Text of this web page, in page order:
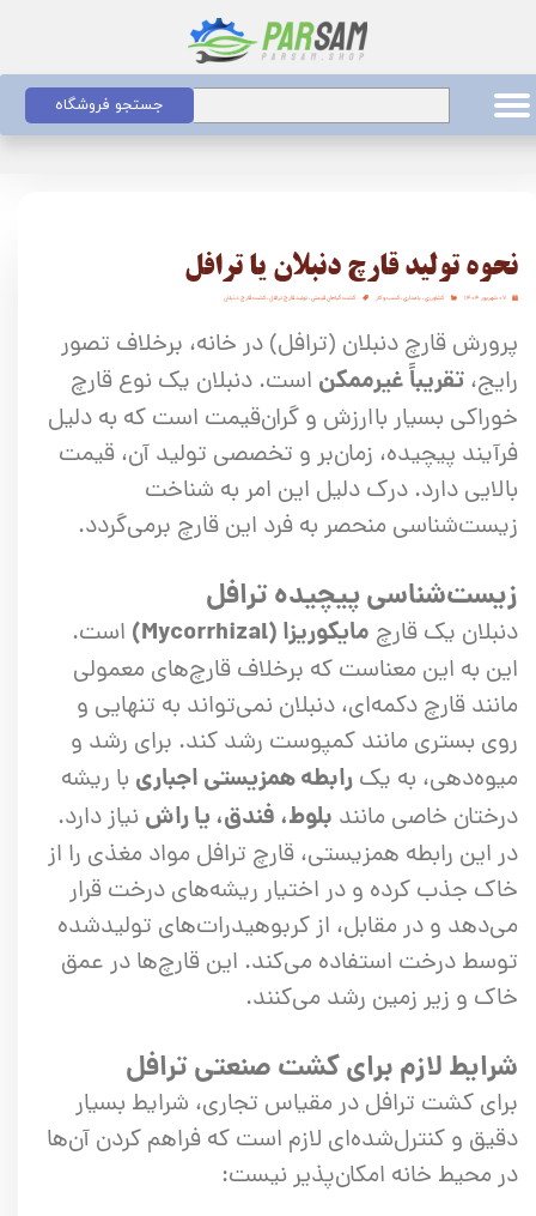
جستجو فروشگاه
نحوه تولید قارچ دنبلان یا ترافل
۰۷ شهریور ۱۴۰۴ کشاورزی،باغداری،کسب و کار کشت گیاهان قیمتی،تولید قارچ ترافل،کشت قارچ دنبلان
پرورش قارچ دنبلان (ترافل) در خانه، برخلاف تصور
رایج، تقریباً غیرممکن است. دنبلان یک نوع قارچ
خوراکی بسیار باارزش و گران‌قیمت است که به دلیل
فرآیند پیچیده، زمان‌بر و تخصصی تولید آن، قیمت
بالایی دارد. درک دلیل این امر به شناخت
زیست‌شناسی منحصر به فرد این قارچ برمی‌گردد.
زیست‌شناسی پیچیده ترافل
دنبلان یک قارچ مایکوریزا (Mycorrhizal)
است.
این به این معناست که برخلاف قارچ‌های معمولی
مانند قارچ دکمه‌ای، دنبلان نمی‌تواند به تنهایی و
روی بستری مانند کمپوست رشد کند. برای رشد و
میوه‌دهی، به یک رابطه همزیستی اجباری با ریشه
درختان خاصی مانند بلوط، فندق، یا راش نیاز دارد.
در این رابطه همزیستی، قارچ ترافل مواد مغذی را از
خاک جذب کرده و در اختیار ریشه‌های درخت قرار
می‌دهد و در مقابل، از کربوهیدرات‌های تولیدشده
توسط درخت استفاده می‌کند. این قارچ‌ها در عمق
خاک و زیر زمین رشد می‌کنند.
شرایط لازم برای کشت صنعتی ترافل
برای کشت ترافل در مقیاس تجاری، شرایط بسیار
دقیق و کنترل‌شده‌ای لازم است که فراهم کردن آن‌ها
در محیط خانه امکان‌پذیر نیست: